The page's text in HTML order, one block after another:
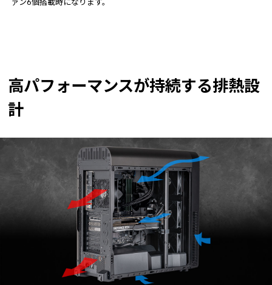
ァン6個搭載時になります。
高パフォーマンスが持続する排熱設
計